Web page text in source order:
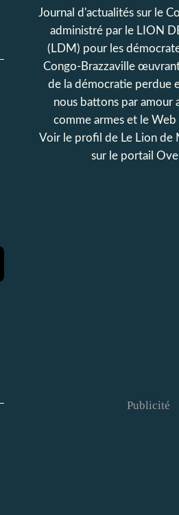
Journal d'actualités sur le
administré par le LION
(LDM) pour les
Congo-Brazzaville
de la démocratie perdue
nous battons par amour
comme armes et le Web
Voir le profil de Le Lion de
sur le portail
Publicité